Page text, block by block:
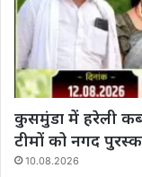
कुसमुंडा में हरेली
टीमों को नगद
10.08.2026